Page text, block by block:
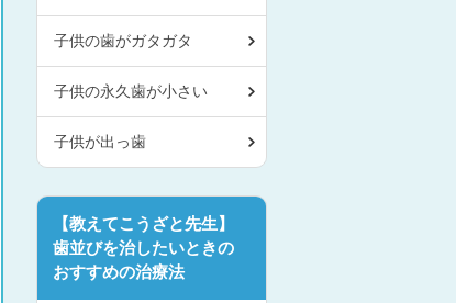
子供の歯がガタガタ
子供の永久歯が小さい
子供が出っ歯
【教えてこうざと先生】
歯並びを治したいときの
おすすめの治療法